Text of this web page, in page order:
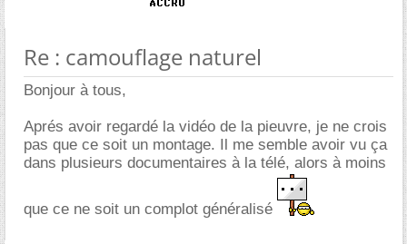
Re : camouflage naturel
Bonjour à tous,
Aprés avoir regardé la vidéo de la pieuvre, je ne crois
pas que ce soit un montage. Il me semble avoir vu ça
dans plusieurs documentaires à la télé, alors à moins
que ce ne soit un complot généralisé